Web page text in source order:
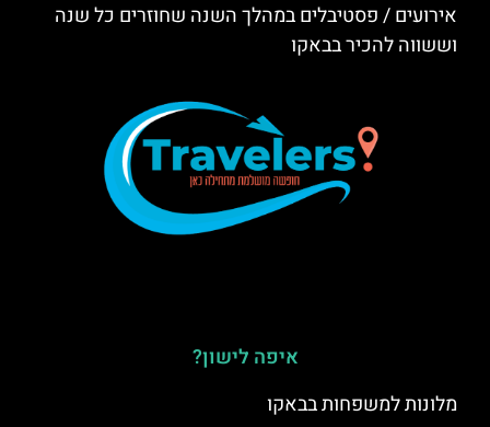
אירועים / פסטיבלים במהלך השנה שחוזרים כל שנה
וששווה להכיר בבאקו
איפה לישון?
מלונות למשפחות בבאקו